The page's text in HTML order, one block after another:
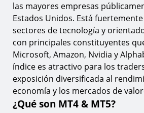
las mayores empresas
Estados Unidos. Está
sectores de tecnología y
con principales constituyentes
Microsoft, Amazon, Nvidia y
índice es atractivo para los
exposición diversificada al
economía y los mercados de
¿Qué son MT4 & MT5?